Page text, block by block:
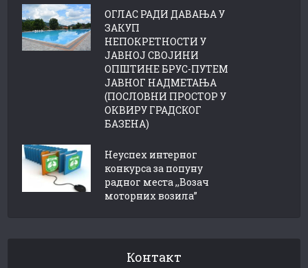
ОГЛАС РАДИ ДАВАЊА У
ЗАКУП
НЕПОКРЕТНОСТИ У
ЈАВНОЈ СВОЈИНИ
ОПШТИНЕ БРУС-ПУТЕМ
ЈАВНОГ НАДМЕТАЊА
(ПОСЛОВНИ ПРОСТОР У
ОКВИРУ ГРАДСКОГ
БАЗЕНА)
Неуспех интерног
конкурса за попуну
радног места ,,Возач
моторних возила”
Контакт